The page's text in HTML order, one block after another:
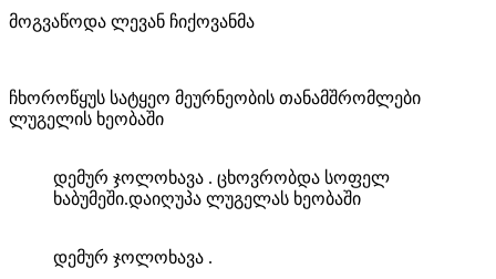
მოგვაწოდა ლევან ჩიქოვანმა
ჩხოროწყუს სატყეო მეურნეობის თანამშრომლები
ლუგელის ხეობაში
დემურ ჯოლოხავა . ცხოვრობდა სოფელ
ხაბუმეში.დაიღუპა ლუგელას ხეობაში
დემურ ჯოლოხავა .